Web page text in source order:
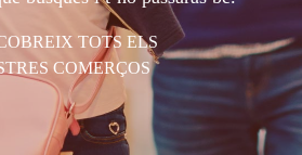
TOTS ELS
COMERÇOS